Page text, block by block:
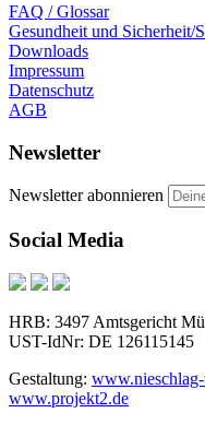
FAQ / Glossar
Gesundheit und Sicherheit/
Downloads
Impressum
Datenschutz
AGB
Newsletter
Newsletter abonnieren
Social Media
HRB: 3497 Amtsgericht
UST-IdNr: DE 126115145
Gestaltung:
www.projekt2.de